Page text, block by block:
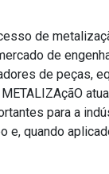
de
de
de peças,
METALIZAçãO
para a
e, quando